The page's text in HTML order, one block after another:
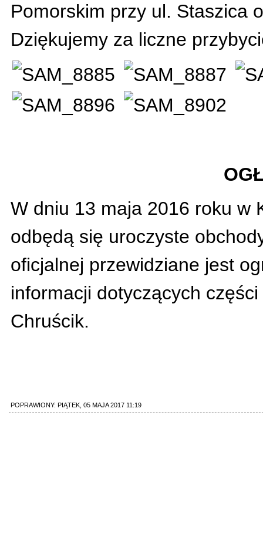
Pomorskim przy ul. Staszica
Dziękujemy za liczne
W dniu 13 maja 2016 roku w
odbędą się uroczyste
oficjalnej przewidziane jest
informacji dotyczących
Chruścik.
POPRAWIONY: PIĄTEK, 05 MAJA 2017 11:19